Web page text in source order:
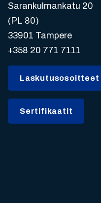
Sarankulmankatu 20
(PL 80)
33901 Tampere
+358 20 771 7111
Laskutusosoitteet
Sertifikaatit